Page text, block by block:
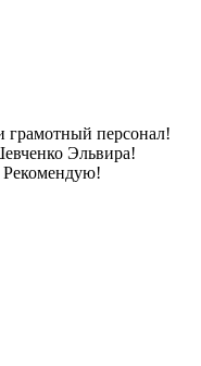
персонал!
Эльвира!
Рекомендую!